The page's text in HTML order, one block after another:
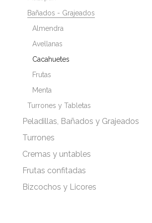
Bañados - Grajeados
Almendra
Avellanas
Cacahuetes
Frutas
Menta
Turrones y Tabletas
Peladillas, Bañados y Grajeados
Turrones
Cremas y untables
Frutas confitadas
Bizcochos y Licores